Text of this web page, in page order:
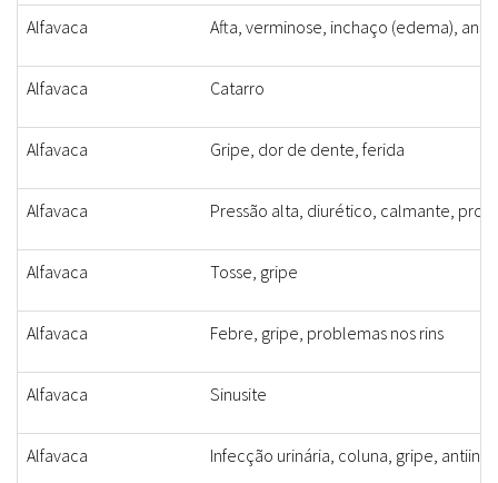
Alfavaca Afta, verminose, inchaço (edema),
Alfavaca Catarro
Alfavaca Gripe, dor de dente, ferida
Alfavaca Pressão alta, diurético, calmante,
Alfavaca Tosse, gripe
Alfavaca Febre, gripe, problemas nos rins
Alfavaca Sinusite
Alfavaca Infecção urinária, coluna, gripe,